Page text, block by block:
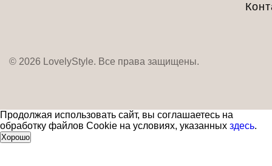
© 2026 LovelyStyle. Все права защищены.
Продолжая использовать сайт, вы соглашаетесь на
обработку файлов Cookie на условиях, указанных здесь.
Хорошо